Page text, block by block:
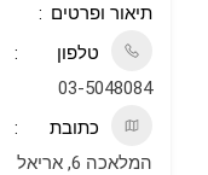
תיאור ופרטים
טלפון
03-5048084
כתובת
המלאכה 6, אריאל